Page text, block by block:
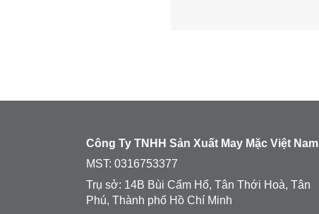
Công Ty TNHH Sản Xuất May Mặc Việt Nam
MST: 0316753377
Trụ sở: 14B Bùi Cẩm Hổ, Tân Thới Hoà, Tân
Phú, Thành phố Hồ Chí Minh